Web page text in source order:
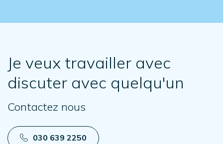
Je veux travailler avec
discuter avec quelqu'un
Contactez nous
030 639 2250